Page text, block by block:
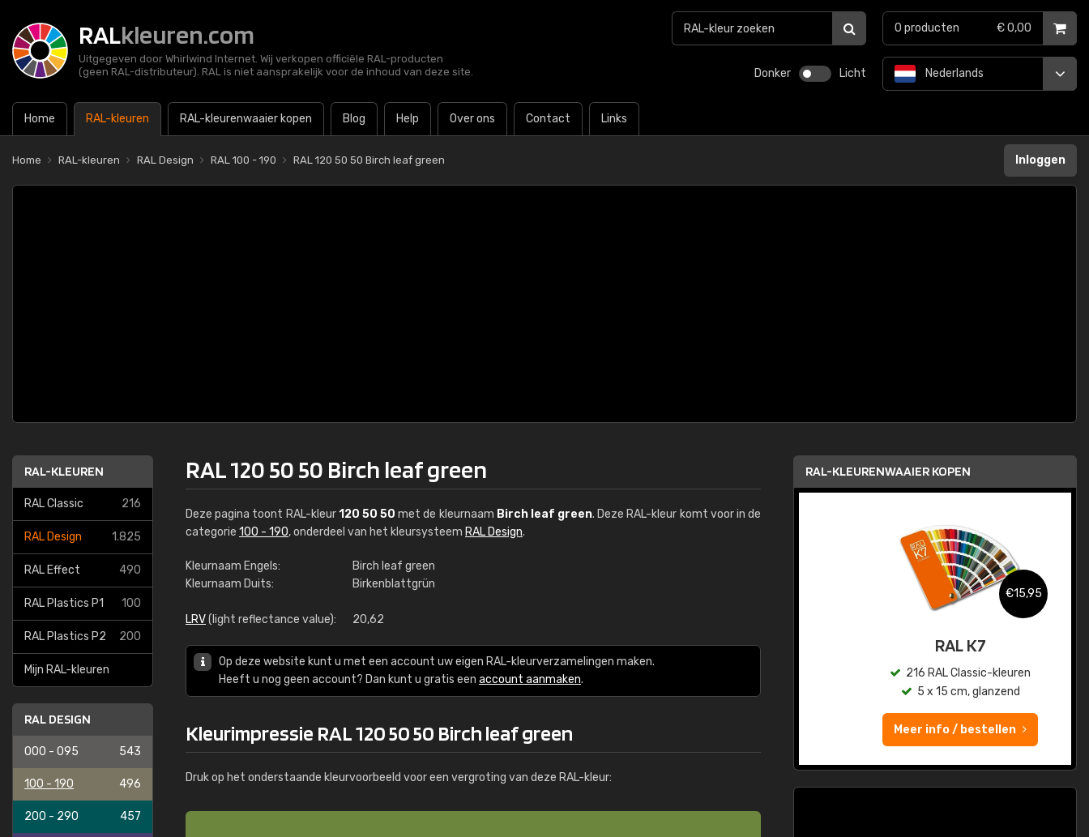
RALkleuren.com
Uitgegeven door Whirlwind Internet. Wij verkopen officiële RAL-producten
(geen RAL-distributeur). RAL is niet aansprakelijk voor de inhoud van deze site.
Donker Licht
Home RAL-kleuren RAL-kleurenwaaier kopen Blog Help Over ons Contact Links
Nederlands
0 producten € 0,00
Home RAL-kleuren RAL Design RAL 100 - 190 RAL 120 50 50 Birch leaf green Inloggen
RAL-KLEUREN
RAL Classic 216
RAL Design 1.825
RAL Effect 490
RAL Plastics P1 100
RAL Plastics P2 200
Mijn RAL-kleuren
RAL DESIGN
000 - 095 543
100 - 190 496
200 - 290 457
RAL 120 50 50 Birch leaf green
Deze pagina toont RAL-kleur120 50 50 met de kleurnaam Birch leaf green. Deze RAL-kleur komt voor in de
categorie 100 - 190, onderdeel van het kleursysteem RAL Design.
Kleurnaam Engels:
Birch leaf green
Kleurnaam Duits:
Birkenblattgrün
LRV(light reflectance value): 20,62
Op deze website kunt u met een account uw eigen RAL-kleurverzamelingen maken.
Heeft u nog geen account? Dan kunt u gratis een account aanmaken.
Kleurimpressie RAL 120 50 50 Birch leaf green
Druk op het onderstaande kleurvoorbeeld voor een vergroting van deze RAL-kleur:
RAL-KLEURENWAAIER KOPEN
RAL K7 op waterbasis
€15,95
RAL K7
216 RAL Classic-kleuren
5 x 15 cm, glanzend
Meer info / bestellen